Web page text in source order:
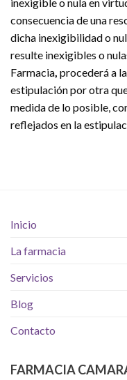
consecuencia de una
dicha inexigibilidad o
resulte inexigibles o
Farmacia, procederá a
estipulación por otra
medida de lo posible,
reflejados en la
Inicio
La farmacia
Servicios
Blog
Contacto
FARMACIA